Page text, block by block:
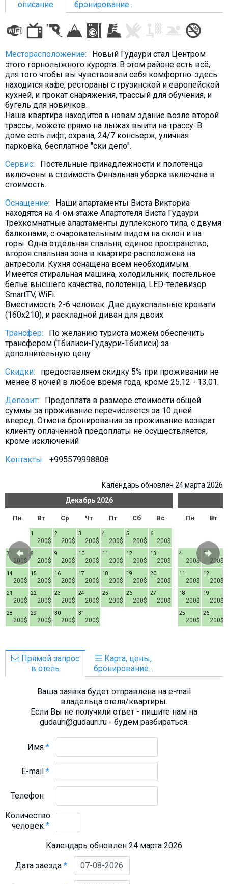
описание
бронирование...
Месторасположение:
Новый Гудаури стал Центром
этого горнолыжного курорта. В этом районе есть всё,
для того чтобы вы чувствовали себя комфортно: здесь
находится кафе, рестораны с грузинской и европейской
кухней, и прокат снаряжения, трассый для обучения, и
бугель для новичков.
Наша квартира находится в новам здание возле второй
трассы, можете прямо на лыжах выити на трассу. В
доме есть лифт, охрана, 24/7 консьерж, уличная
парковка, бесплатное "ски депо".
Сервис:
Постельные принадлежности и полотенца
включены в стоимость.Финальная уборка включена в
стоимость.
Оснащение:
Наши апартаменты Виста Викториа
находятся на 4-ом этаже Апартотеля Виста Гудаури.
Трехкомнатные апартаменты дуплексного типа, с двумя
балконами, с очаровательным видом на склон и на
горы. Одна отдельная спальня, единое пространство,
второя спальная зона в квартире расположена на
антресоли. Кухня оснащена всем необходимым.
Имеется стиральная машина, холодильник, постельное
белье высшего качества, полотенца, LED-телевизор
SmartTV, WiFi.
Вместимость 2-6 человек. Две двухспальные кровати
(160х210), и раскладной диван для двоих
Трансфер:
По желанию туриста можем обеспечить
трансфером (Тбилиси-Гудаури-Тбилиси) за
дополнительную цену
Скидки:
предоставляем скидку 5% при проживании не
менее 8 ночей в любое время года, кроме 25.12 - 13.01.
Депозит:
Предоплата в размере стоимости общей
суммы за проживание перечисляется за 10 дней
вперед. Отмена бронирования за проживание возврат
клиенту оплаченной предоплаты не осуществляется,
кроме исключений
Контакты:
+995579998808
Календарь обновлен 24 марта 2026
Декабрь 2026
Пн Вт Ср Чт Пт Сб Вс
200$
1
200$
2
200$
3
200$
4
200$
5
200$
6
200$
7
200$
8
200$
9
200$
10
200$
11
200$
12
200$
13
200$
14
200$
15
200$
16
200$
17
200$
18
200$
19
200$
20
200$
21
200$
22
200$
23
200$
24
200$
25
200$
26
200$
27
200$
28
200$
29
200$
30
200$
31
Пн Вт
200$
4
200$
5
200$
11
200$
12
200$
18
200$
19
200$
25
200$
26
Прямой запрос
в отель
Карта, цены,
бронирование...
Ваша заявка будет отправлена на e-mail
владельца отеля/квартиры.
Если Вы не получили ответ - пишите нам на
gudauri@gudauri.ru - будем разбираться.
Имя*
E-mail*
Телефон
Количество
человек*
Календарь обновлен 24 марта 2026
Дата заезда*
ПРОЖИВАНИЕ
Квартиры
Коттеджи
Отели
% Горячие предложения
Долгосрочная аренда
Казбеги
Другое
ГРУЗИЯ
О Грузии
Визы и Документы
Что пить?
Деньги
Мобильная связь
Галерея
Отчеты
Безопасность